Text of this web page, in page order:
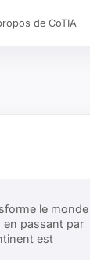
de CoTIA
le monde
en passant par
est